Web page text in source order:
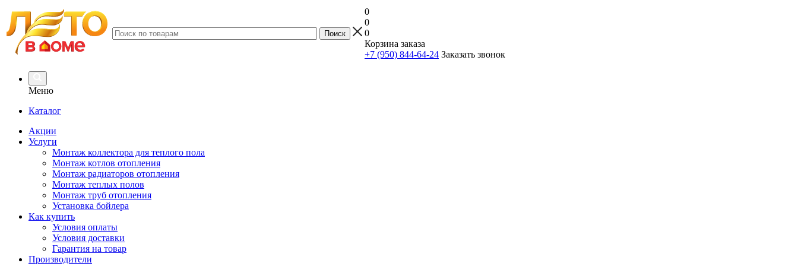
0
0
0
Корзина заказа
+7 (950) 844-64-24 Заказать звонок
Меню
Каталог
Акции
Услуги
Монтаж коллектора для теплого пола
Монтаж котлов отопления
Монтаж радиаторов отопления
Монтаж теплых полов
Монтаж труб отопления
Установка бойлера
Как купить
Условия оплаты
Условия доставки
Гарантия на товар
Производители